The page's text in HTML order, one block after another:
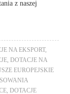
z naszej
NA EKSPORT,
,DOTACJE NA
EUROPEJSKIE
,DOTACJE